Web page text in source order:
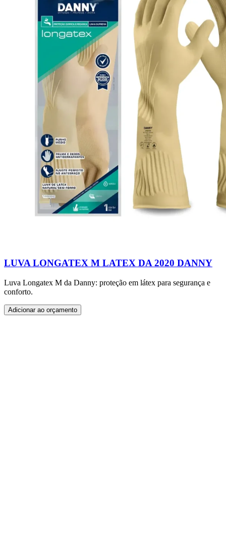
LUVA LONGATEX M LATEX DA 2020 DANNY
Luva Longatex M da Danny: proteção em látex para segurança e
conforto.
Adicionar ao orçamento